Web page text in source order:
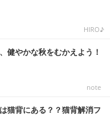
HIRO♪
健やかな秋をむかえよう！
note_
猫背にある？？猫背解消フ